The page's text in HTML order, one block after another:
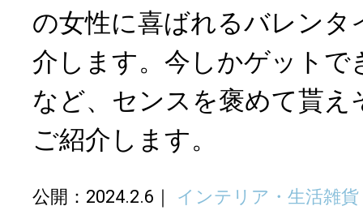
の女性に喜ばれるバレンタ
介します。今しかゲットで
など、センスを褒めて貰
ご紹介します。
公開：2024.2.6 インテリア・生活雑貨